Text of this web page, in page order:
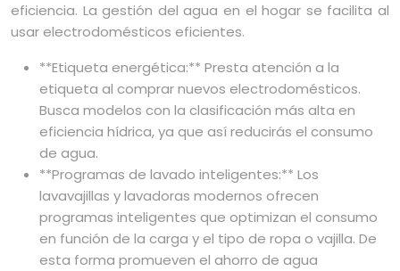
eficiencia. La gestión del agua en el hogar se facilita al
usar electrodomésticos eficientes.
**Etiqueta energética:** Presta atención a la
etiqueta al comprar nuevos electrodomésticos.
Busca modelos con la clasificación más alta en
eficiencia hídrica, ya que así reducirás el consumo
de agua.
**Programas de lavado inteligentes:** Los
lavavajillas y lavadoras modernos ofrecen
programas inteligentes que optimizan el consumo
en función de la carga y el tipo de ropa o vajilla. De
esta forma promueven el ahorro de agua